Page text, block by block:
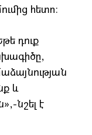
հետո։
դուք
և
նշել է